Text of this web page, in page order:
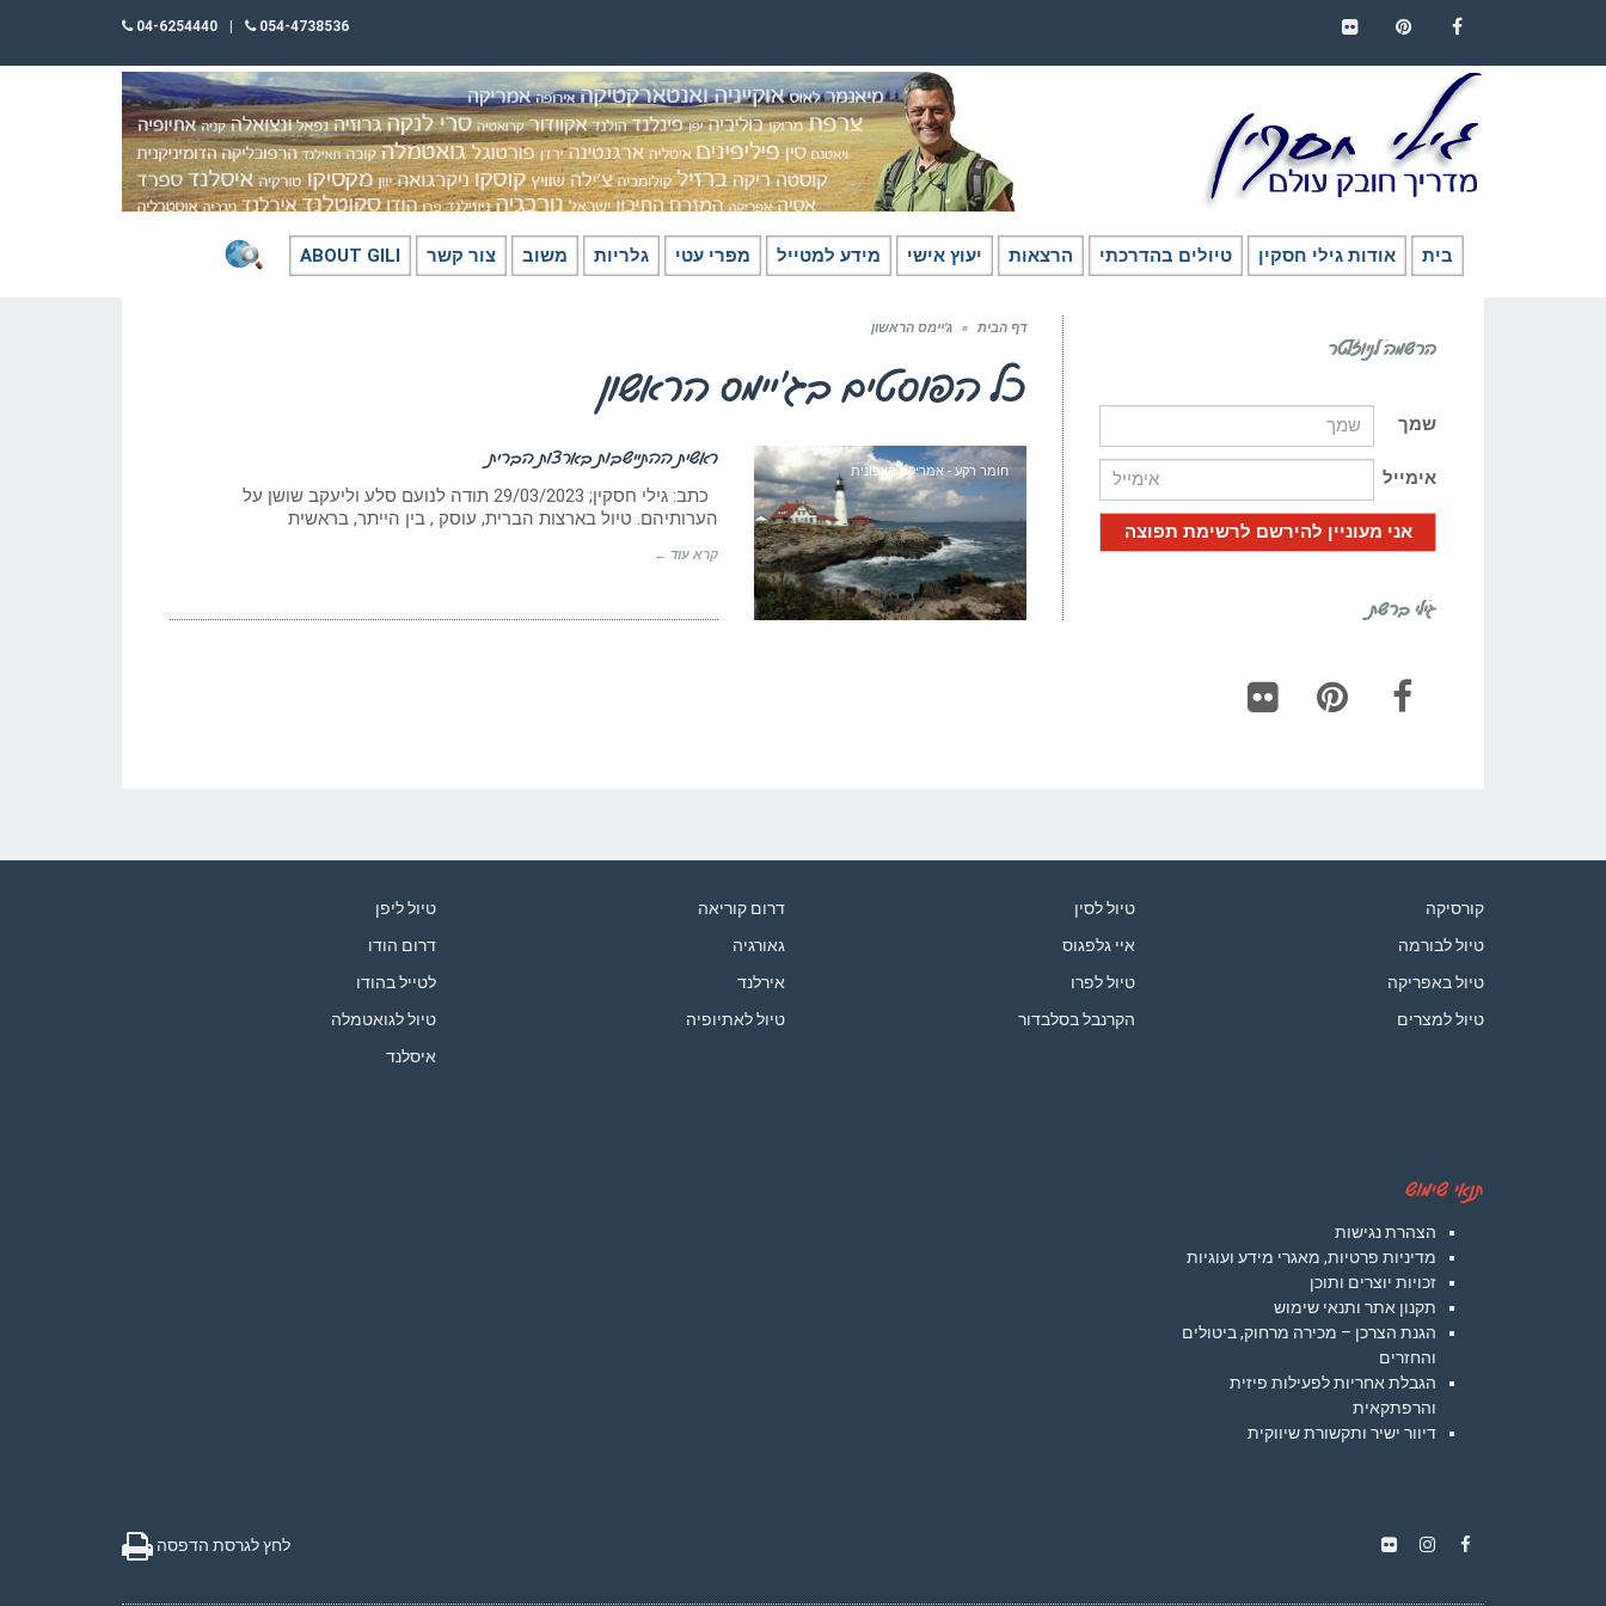
054-4738536
04-6254440
בית אודות גילי חסקין טיולים בהדרכתי הרצאות יעוץ אישי מידע למטייל מפרי עטי גלריות משוב צור קשר ABOUT GILI
דף הבית » ג’יימס הראשון
כל הפוסטים בג’יימס הראשון
חומר רקע - אמריקה הצפונית
ראשית ההתיישבות בארצות הברית
כתב: גילי חסקין; ‏29/03/2023 תודה לנועם סלע וליעקב שושן על
הערותיהם. טיול בארצות הברית, עוסק , בין הייתר, בראשית
קרא עוד ←
הרשמה לניוזלטר
שמך
אימייל
גילי ברשת
קורסיקה
טיול לבורמה
טיול באפריקה
טיול למצרים
טיול לסין
איי גלפגוס
טיול לפרו
הקרנבל בסלבדור
דרום קוריאה
גאורגיה
אירלנד
טיול לאתיופיה
טיול ליפן
דרום הודו
לטייל בהודו
טיול לגואטמלה
איסלנד
תנאי שימוש
הצהרת נגישות
מדיניות פרטיות, מאגרי מידע ועוגיות
זכויות יוצרים ותוכן
תקנון אתר ותנאי שימוש
הגנת הצרכן – מכירה מרחוק, ביטולים
והחזרים
הגבלת אחריות לפעילות פיזית
והרפתקאית
דיוור ישיר ותקשורת שיווקית
לחץ לגרסת הדפסה